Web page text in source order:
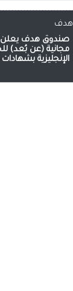
هدف
مجانية (عن بُعد)
الإنجليزية